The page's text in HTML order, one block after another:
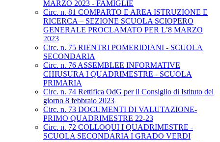
MARZO 2023 - FAMIGLIE
Circ. n. 81 COMPARTO E AREA ISTRUZIONE E
RICERCA – SEZIONE SCUOLA SCIOPERO
GENERALE PROCLAMATO PER L’8 MARZO
2023
Circ. n. 75 RIENTRI POMERIDIANI - SCUOLA
SECONDARIA
Circ. n. 76 ASSEMBLEE INFORMATIVE
CHIUSURA I QUADRIMESTRE - SCUOLA
PRIMARIA
Circ. n. 74 Rettifica OdG per il Consiglio di Istituto del
giorno 8 febbraio 2023
Circ. n. 73 DOCUMENTI DI VALUTAZIONE-
PRIMO QUADRIMESTRE 22-23
Circ. n. 72 COLLOQUI I QUADRIMESTRE -
SCUOLA SECONDARIA I GRADO VERDI